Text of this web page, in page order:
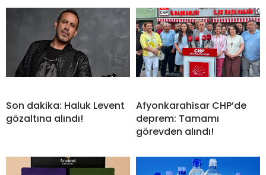
Son dakika: Haluk Levent
gözaltına alındı!
Afyonkarahisar CHP’de
deprem: Tamamı
görevden alındı!